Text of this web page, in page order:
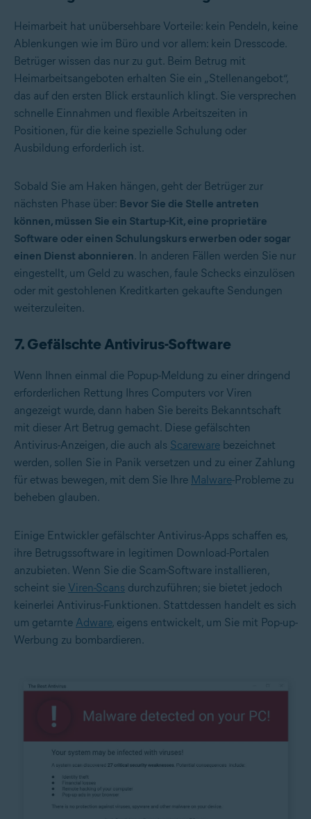
Heimarbeit hat unübersehbare Vorteile: kein Pendeln, keine
Ablenkungen wie im Büro und vor allem: kein Dresscode.
Betrüger wissen das nur zu gut. Beim Betrug mit
Heimarbeitsangeboten erhalten Sie ein „Stellenangebot“,
das auf den ersten Blick erstaunlich klingt. Sie versprechen
schnelle Einnahmen und flexible Arbeitszeiten in
Positionen, für die keine spezielle Schulung oder
Ausbildung erforderlich ist.
Sobald Sie am Haken hängen, geht der Betrüger zur
nächsten Phase über: Bevor Sie die Stelle antreten
können, müssen Sie ein Startup-Kit, eine proprietäre
Software oder einen Schulungskurs erwerben oder sogar
einen Dienst abonnieren. In anderen Fällen werden Sie nur
eingestellt, um Geld zu waschen, faule Schecks einzulösen
oder mit gestohlenen Kreditkarten gekaufte Sendungen
weiterzuleiten.
7. Gefälschte Antivirus-Software
Wenn Ihnen einmal die Popup-Meldung zu einer dringend
erforderlichen Rettung Ihres Computers vor Viren
angezeigt wurde, dann haben Sie bereits Bekanntschaft
mit dieser Art Betrug gemacht. Diese gefälschten
Antivirus-Anzeigen, die auch als Scareware bezeichnet
werden, sollen Sie in Panik versetzen und zu einer Zahlung
für etwas bewegen, mit dem Sie Ihre Malware-Probleme zu
beheben glauben.
Einige Entwickler gefälschter Antivirus-Apps schaffen es,
ihre Betrugssoftware in legitimen Download-Portalen
anzubieten. Wenn Sie die Scam-Software installieren,
scheint sie Viren-Scans durchzuführen; sie bietet jedoch
keinerlei Antivirus-Funktionen. Stattdessen handelt es sich
um getarnte Adware, eigens entwickelt, um Sie mit Pop-up-
Werbung zu bombardieren.